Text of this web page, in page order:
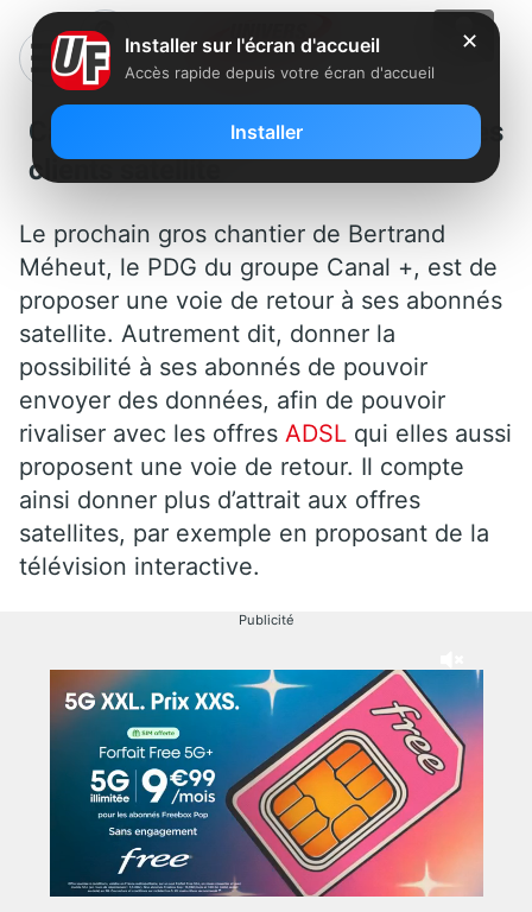
Canalsat veut proposer l’ADSL à ses
clients satellite
Le prochain gros chantier de Bertrand
Méheut, le PDG du groupe Canal +, est de
proposer une voie de retour à ses abonnés
satellite. Autrement dit, donner la
possibilité à ses abonnés de pouvoir
envoyer des données, afin de pouvoir
rivaliser avec les offres ADSL qui elles aussi
proposent une voie de retour. Il compte
ainsi donner plus d’attrait aux offres
satellites, par exemple en proposant de la
télévision interactive.
Publicité
✕
Installer sur l'écran d'accueil
Accès rapide depuis votre écran d'accueil
Installer